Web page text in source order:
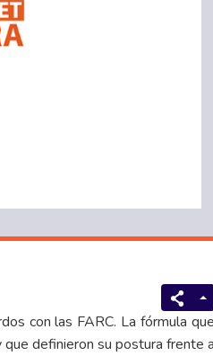
con las FARC. La fórmula que
definieron su postura frente a